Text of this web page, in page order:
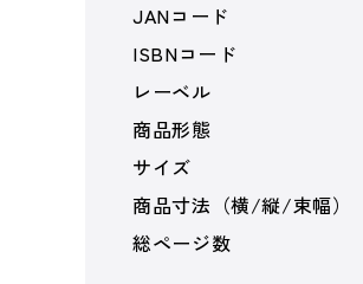
JANコード
ISBNコード
レーベル
商品形態
サイズ
商品寸法（横/縦/束幅）
総ページ数